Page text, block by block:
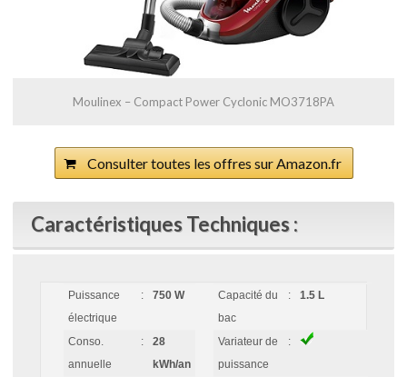
Moulinex – Compact Power Cyclonic MO3718PA
Consulter toutes les offres sur Amazon.fr
Caractéristiques Techniques :
Puissance
électrique
: 750 W
Conso.
annuelle
:
28
kWh/an
Capacité du
bac
: 1.5 L
Variateur de
puissance
: